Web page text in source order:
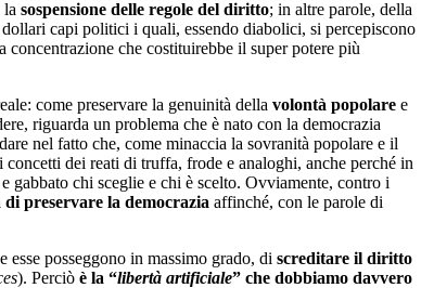
la sospensione delle regole del diritto; in altre parole, della
capi politici i quali, essendo diabolici, si percepiscono
concentrazione che costituirebbe il super potere più
come preservare la genuinità della volontà popolare e
riguarda un problema che è nato con la democrazia
nel fatto che, come minaccia la sovranità popolare e il
concetti dei reati di truffa, frode e analoghi, anche perché in
chi sceglie e chi è scelto. Ovviamente, contro i
preservare la democrazia affinché, con le parole di
posseggono in massimo grado, di screditare il diritto
). Perciò è la “libertà artificiale” che dobbiamo davvero